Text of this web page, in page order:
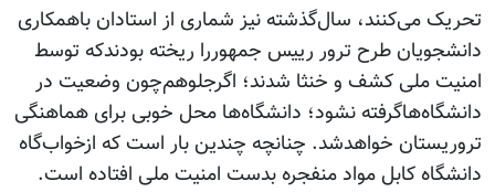
تحریک می‌کنند، سال‌گذشته نیز شماری از استادان باهمکاری
دانشجویان طرح ترور رییس جمهوررا ریخته بودندکه توسط
امنیت ملی کشف و خنثا شدند؛ اگرجلوهم‌چون وضعیت در
دانشگاه‌هاگرفته نشود؛ دانشگاه‌ها محل خوبی برای هماهنگی
تروریستان خواهدشد. چنانچه چندین بار است که ازخواب‌گاه‌
دانشگاه کابل مواد منفجره بدست امنیت ملی افتاده است.